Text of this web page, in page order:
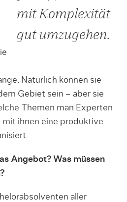
mit Komplexität
gut umzugehen.
Natürlich können sie
Gebiet sein – aber sie
Themen man Experten
ihnen eine produktive
Angebot? Was müssen
aller